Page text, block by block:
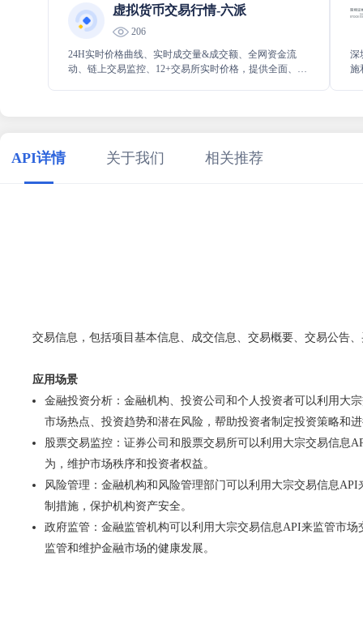
虚拟货币交易行情-六派
206
24H实时价格曲线、实时成交量&成交额、全网资金流
动、链上交易监控、12+交易所实时价格，提供全面、专
深
施
API详情 关于我们 相关推荐
交易信息，包括项目基本信息、成交信息、交易概要、交易公告
应用场景
金融投资分析：金融机构、投资公司和个人投资者可以利用大
市场热点、投资趋势和潜在风险，帮助投资者制定投资策略和
股票交易监控：证券公司和股票交易所可以利用大宗交易信息
为，维护市场秩序和投资者权益。
风险管理：金融机构和风险管理部门可以利用大宗交易信息
制措施，保护机构资产安全。
政府监管：金融监管机构可以利用大宗交易信息API来监管市
监管和维护金融市场的健康发展。